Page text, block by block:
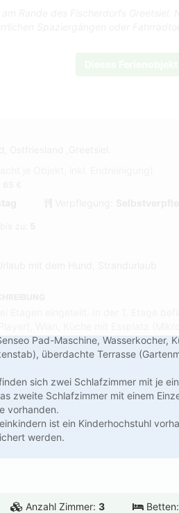
Pad-Maschine, Wasserkocher,
überdachte Terrasse
sich zwei Schlafzimmer mit je
zweite Schlafzimmer mit einem
vorhanden.
ist ein Kinderhochstuhl
werden.
Anzahl Zimmer: 3 Betten: